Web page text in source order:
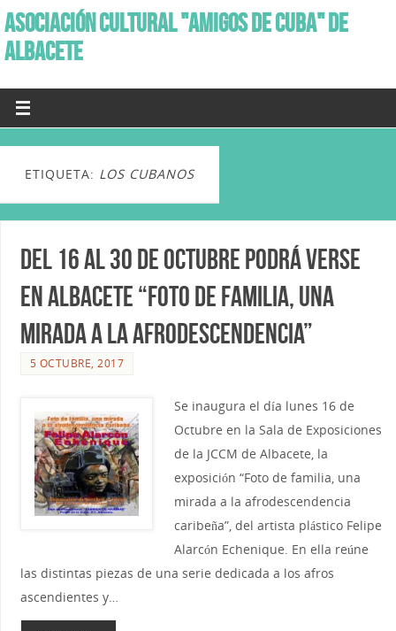
ASOCIACIÓN CULTURAL "AMIGOS DE CUBA" DE
ALBACETE
ETIQUETA: LOS CUBANOS
Del 16 al 30 de Octubre podrá verse
en Albacete “Foto de Familia, una
mirada a la Afrodescendencia”
5 OCTUBRE, 2017
Se inaugura el día lunes 16 de
Octubre en la Sala de Exposiciones
de la JCCM de Albacete, la
exposición “Foto de familia, una
mirada a la afrodescendencia
caribeña”, del artista plástico Felipe
Alarcón Echenique. En ella reúne
las distintas piezas de una serie dedicada a los afros
ascendientes y…